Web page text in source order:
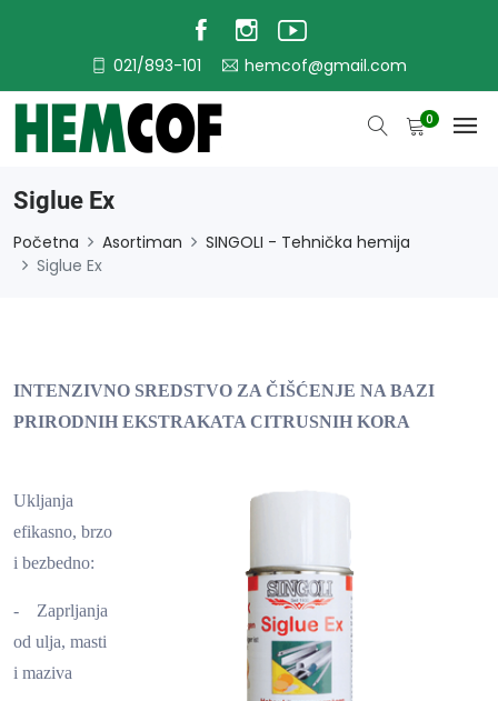
021/893-101 hemcof@gmail.com
0
Siglue Ex
Početna Asortiman
SINGOLI - Tehnička hemija
Siglue Ex
INTENZIVNO SREDSTVO ZA ČIŠĆENJE NA BAZI
PRIRODNIH EKSTRAKATA CITRUSNIH KORA
Ukljanja
efikasno, brzo
i bezbedno:
- Zaprljanja
od ulja, masti
i maziva